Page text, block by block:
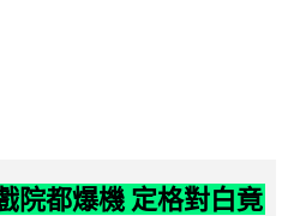
院都爆機 定格對白竟